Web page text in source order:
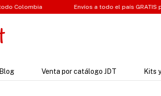
Envíos a todo el país GRATIS por pedidos superiores
Blog Venta por catálogo JDT Kits